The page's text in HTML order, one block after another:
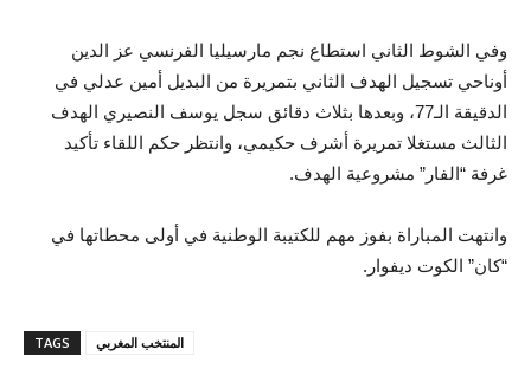
وفي الشوط الثاني استطاع نجم مارسيليا الفرنسي عز الدين
أوناحي تسجيل الهدف الثاني بتمريرة من البديل أمين عدلي في
الدقيقة الـ77، وبعدها بثلاث دقائق سجل يوسف النصيري الهدف
الثالث مستغلا تمريرة أشرف حكيمي، وانتظر حكم اللقاء تأكيد
غرفة “الفار” مشروعية الهدف.
وانتهت المباراة بفوز مهم للكتيبة الوطنية في أولى محطاتها في
“كان” الكوت ديفوار.
TAGS المنتخب المغربي